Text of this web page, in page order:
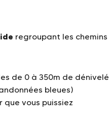
regroupant les chemins
de 0 à 350m de dénivelé
bleues)
vous puissiez